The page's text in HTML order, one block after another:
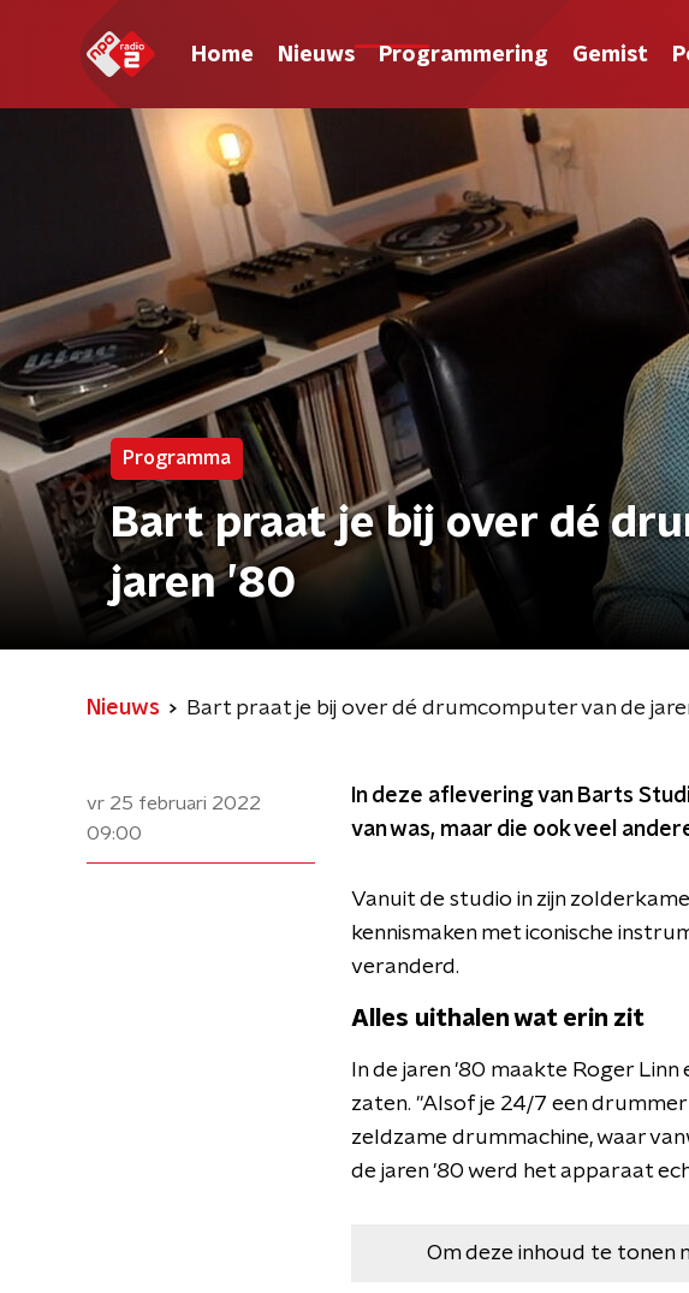
Home Nieuws Programmering Gemist
Programma
Bart praat je bij over dé
jaren ’80
Nieuws Bart praat je bij over dé drumcomputer van de
vr 25 februari 2022
09:00
In deze aflevering van Barts
van was, maar die ook veel
Vanuit de studio in zijn
kennismaken met iconische
veranderd.
Alles uithalen wat erin zit
In de jaren '80 maakte Roger
zaten. "Alsof je 24/7 een
zeldzame drummachine, waar
de jaren '80 werd het apparaat
Om deze inhoud te tonen